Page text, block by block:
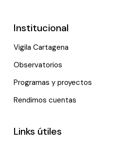
Institucional
Vigila Cartagena
Observatorios
Programas y proyectos
Rendimos cuentas
Links útiles